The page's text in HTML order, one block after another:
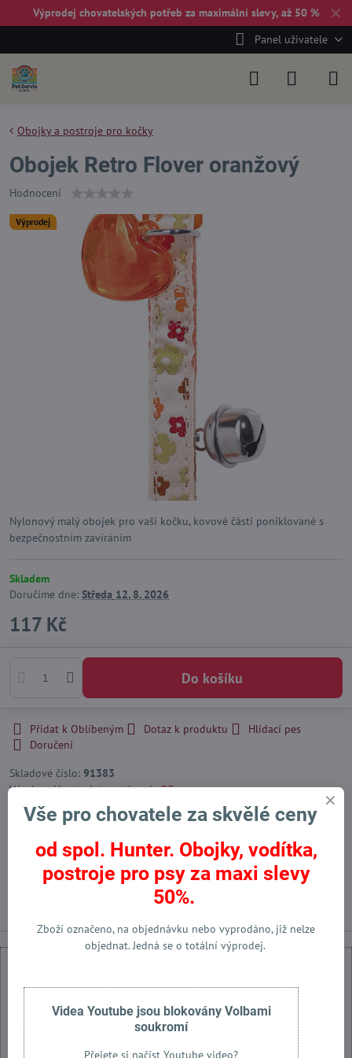
✕
Výprodej chovatelských potřeb za maximální slevy, až 50 %
Panel uživatele
Výprodej
Obojky a postroje pro kočky
Obojek Retro Flover oranžový
Hodnocení
Nylonový malý obojek pro vaši kočku, kovové části poniklované s
bezpečnostním zavíráním
Skladem
Doručíme dne: Středa 12. 8. 2026
117 Kč
Do košíku
Přidat k Oblíbeným Dotaz k produktu
Hlídací pes
Doručení
Skladové číslo: 91383
Výrobce:Hunter International - DE
FacebookTwitter BlueskyPinterestReddit LinkedInWhatsApp
E-
mail
Externí obsah je blokován Volbami soukromí
Vše pro chovatele za skvělé ceny
od spol. Hunter. Obojky, vodítka,
postroje pro psy za maxi slevy
50%.
Zboží označeno, na objednávku nebo vyprodáno, již nelze
objednat. Jedná se o totální výprodej.
Videa Youtube jsou blokovány Volbami
soukromí
Přejete si načíst Youtube video?